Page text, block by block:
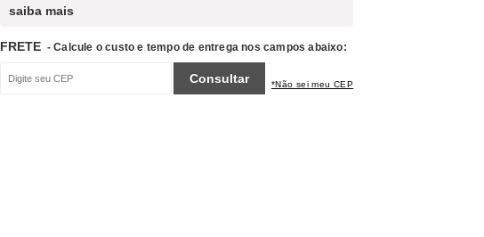
saiba mais
FRETE - Calcule o custo e tempo de entrega nos campos abaixo:
Consultar *Não sei meu CEP